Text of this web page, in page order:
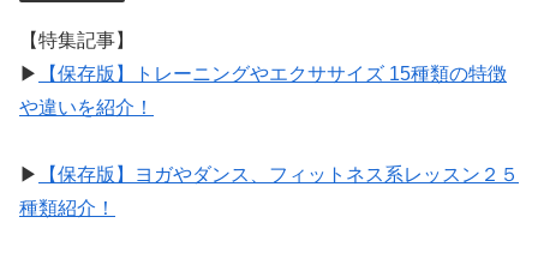
【特集記事】
▶︎
【保存版】トレーニングやエクササイズ 15種類の特徴
や違いを紹介！
▶︎
【保存版】ヨガやダンス、フィットネス系レッスン２５
種類紹介！